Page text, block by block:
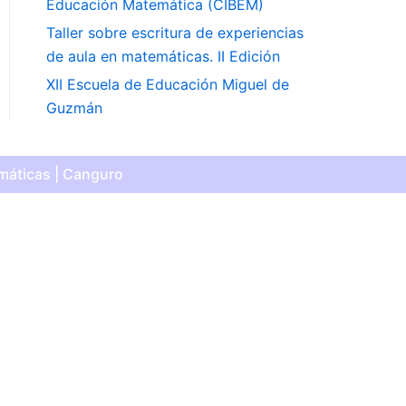
Educación Matemática (CIBEM)
Taller sobre escritura de experiencias
de aula en matemáticas. II Edición
XII Escuela de Educación Miguel de
Guzmán
| Canguro